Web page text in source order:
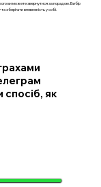
ви можете звернутися за порадою. Вибір
зберігати впевненість у собі.
спосіб, як